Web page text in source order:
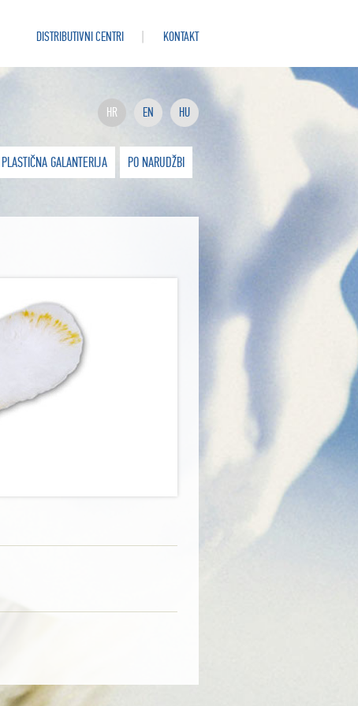
DISTRIBUTIVNI CENTRI KONTAKT
HR EN HU
PLASTIČNA GALANTERIJA PO NARUDŽBI